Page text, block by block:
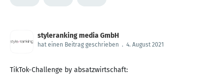
styleranking media GmbH
hat einen Beitrag geschrieben . 4. August 2021
TikTok-Challenge by absatzwirtschaft: